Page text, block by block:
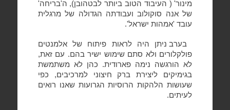
מינור' ( העיבוד הטוב ביותר לבטהובן), ה'בריחה'
של אנה סוקולוב ועבודתה הגדולה של מרגלית
עובד 'אמהות ישראל'.
בערב ניתן היה לראות פיתוח של אלמנטים
פולקלורים ולא סתם שימוש ישיר בהם. עם זאת,
לא הורגשה נימה פארודית. כהן לא משתמשת
בגימיקים ליצירת ברק חיצוני למרכיבים, כפי
שעושות הלהקות הרוסיות הגרועות שאנו רואים
לעיתים.